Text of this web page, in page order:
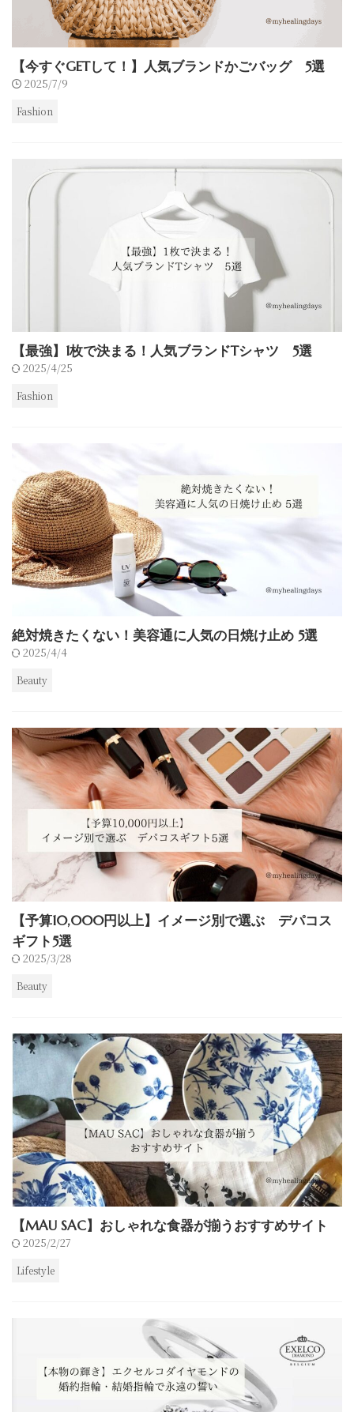
【今すぐGETして！】人気ブランドかごバッグ 5選
2025/7/9
Fashion
【最強】1枚で決まる！人気ブランドTシャツ 5選
2025/4/25
Fashion
絶対焼きたくない！美容通に人気の日焼け止め 5選
2025/4/4
Beauty
【予算10,000円以上】イメージ別で選ぶ デパコス
ギフト5選
2025/3/28
Beauty
【MAU SAC】おしゃれな食器が揃うおすすめサイト
2025/2/27
Lifestyle